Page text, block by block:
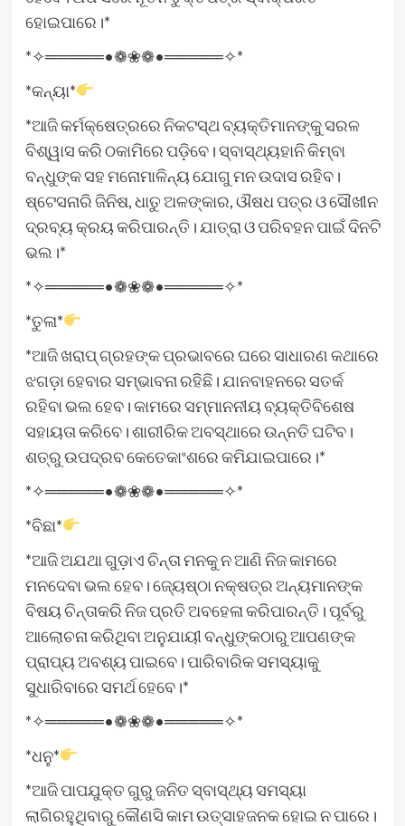
ହୋଇପାରେ।*
*✧═════•❁❀❁•═════✧*
*କନ୍ୟା*
*ଆଜି କର୍ମକ୍ଷେତ୍ରରେ ନିକଟସ୍ଥ ବ୍ୟକ୍ତିମାନଙ୍କୁ ସରଳ
ବିଶ୍ୱାସ କରି ଠକାମିରେ ପଡ଼ିବେ। ସ୍ବାସ୍ଥ୍ୟହାନି କିମ୍ବା
ବନ୍ଧୁଙ୍କ ସହ ମନୋମାଳିନ୍ୟ ଯୋଗୁ ମନ ଉଦାସ ରହିବ।
ଷ୍ଟେସନାରି ଜିନିଷ, ଧାତୁ ଅଳଙ୍କାର, ଔଷଧ ପତ୍ର ଓ ସୌଖୀନ
ଦ୍ରବ୍ୟ କ୍ରୟ କରିପାରନ୍ତି। ଯାତ୍ରା ଓ ପରିବହନ ପାଇଁ ଦିନଟି
ଭଲ।*
*✧═════•❁❀❁•═════✧*
*ତୁଳା*
*ଆଜି ଖରାପ୍ ଗ୍ରହଙ୍କ ପ୍ରଭାବରେ ଘରେ ସାଧାରଣ କଥାରେ
ଝଗଡ଼ା ହେବାର ସମ୍ଭାବନା ରହିଛି। ଯାନବାହନରେ ସତର୍କ
ରହିବା ଭଲ ହେବ। କାମରେ ସମ୍ମାନନୀୟ ବ୍ୟକ୍ତିବିଶେଷ
ସହାୟତା କରିବେ। ଶାରୀରିକ ଅବସ୍ଥାରେ ଉନ୍ନତି ଘଟିବ।
ଶତ୍ରୁ ଉପଦ୍ରବ କେତେକାଂଶରେ କମିଯାଇପାରେ।*
*✧═════•❁❀❁•═════✧*
*ବିଛା*
*ଆଜି ଅଯଥା ଗୁଡ଼ାଏ ଚିନ୍ତା ମନକୁ ନ ଆଣି ନିଜ କାମରେ
ମନଦେବା ଭଲ ହେବ। ଜ୍ୟେଷ୍ଠା ନକ୍ଷତ୍ର ଅନ୍ୟମାନଙ୍କ
ବିଷୟ ଚିନ୍ତାକରି ନିଜ ପ୍ରତି ଅବହେଳା କରିପାରନ୍ତି। ପୂର୍ବରୁ
ଆଲୋଚନା କରିଥିବା ଅନୁଯାୟୀ ବନ୍ଧୁଙ୍କଠାରୁ ଆପଣଙ୍କ
ପ୍ରାପ୍ୟ ଅବଶ୍ୟ ପାଇବେ। ପାରିବାରିକ ସମସ୍ୟାକୁ
ସୁଧାରିବାରେ ସମର୍ଥ ହେବେ।*
*✧═════•❁❀❁•═════✧*
*ଧନୁ*
*ଆଜି ପାପଯୁକ୍ତ ଗୁରୁ ଜନିତ ସ୍ବାସ୍ଥ୍ୟ ସମସ୍ୟା
ଲାଗିରହୁଥିବାରୁ କୌଣସି କାମ ଉତ୍ସାହଜନକ ହୋଇ ନ ପାରେ।